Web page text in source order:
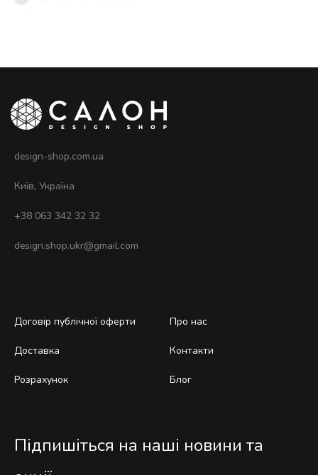
сторінці
товару
на
design-shop.com.ua
Київ, Україна
+38 063 342 32 32
design.shop.ukr@gmail.com
Договір публічної оферти
Доставка
Розрахунок
Про нас
Контакти
Блог
Підпишіться на наші новини та